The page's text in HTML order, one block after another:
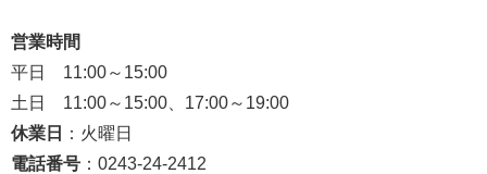
営業時間
平日 11:00～15:00
土日 11:00～15:00、17:00～19:00
休業日
：火曜日
電話番号 ：0243-24-2412